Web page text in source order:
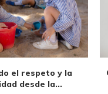
and smiles:
learnings.